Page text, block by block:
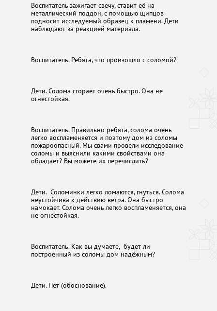
Воспитатель зажигает свечу, ставит её на
металлический поддон, с помощью щипцов
подносит исследуемый образец к пламени. Дети
наблюдают за реакцией материала.
Воспитатель. Ребята, что произошло с соломой?
Дети. Солома сгорает очень быстро. Она не
огнестойкая.
Воспитатель. Правильно ребята, солома очень
легко воспламеняется и поэтому дом из соломы
пожароопасный. Мы свами провели исследование
соломы и выяснили какими свойствами она
обладает? Вы можете их перечислить?
Дети. Соломинки легко ломаются, гнуться. Солома
неустойчива к действию ветра. Она быстро
намокает. Солома очень легко воспламеняется, она
не огнестойкая.
Воспитатель. Как вы думаете, будет ли
построенный из соломы дом надёжным?
Дети. Нет (обоснование).